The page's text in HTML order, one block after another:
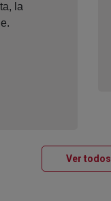
la
Ver